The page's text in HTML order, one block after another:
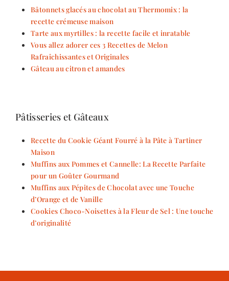
Bâtonnets glacés au chocolat au Thermomix : la
recette crémeuse maison
Tarte aux myrtilles : la recette facile et inratable
Vous allez adorer ces 3 Recettes de Melon
Rafraîchissantes et Originales
Gâteau au citron et amandes
Pâtisseries et Gâteaux
Recette du Cookie Géant Fourré à la Pâte à Tartiner
Maison
Muffins aux Pommes et Cannelle: La Recette Parfaite
pour un Goûter Gourmand
Muffins aux Pépites de Chocolat avec une Touche
d’Orange et de Vanille
Cookies Choco-Noisettes à la Fleur de Sel : Une touche
d’originalité